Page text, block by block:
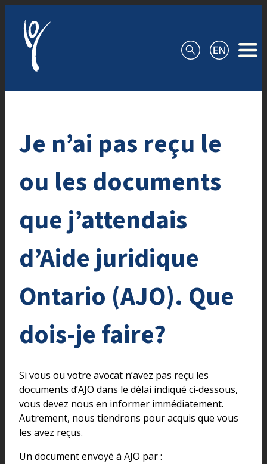
Je n’ai pas reçu le
ou les documents
que j’attendais
d’Aide juridique
Ontario (AJO). Que
dois-je faire?
Si vous ou votre avocat n’avez pas reçu les
documents d’AJO dans le délai indiqué ci‑dessous,
vous devez nous en informer immédiatement.
Autrement, nous tiendrons pour acquis que vous
les avez reçus.
Un document envoyé à AJO par :